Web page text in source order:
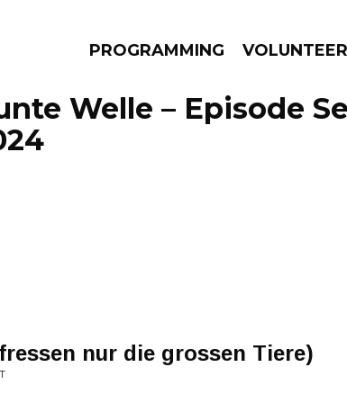
PROGRAMMING VOLUNTEER
Welle – Episode
nur die grossen Tiere)